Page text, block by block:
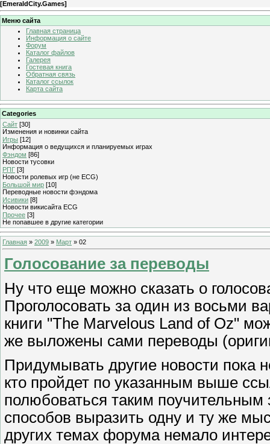
[EmeraldCity.Games]
Меню сайта
Главная страница
Информация о сайте
Форум
Каталог файлов
Галерея
Гостевая книга
Обратная связь
Каталог ссылок
Карта сайта
Categories
Сайт [30]
Изменения и новинки сайта
Игры [12]
Информация о ведущихся и планируемых играх
Фэндом [86]
Новости тусовки
РПГ [3]
Новости ролевых игр (не ECG)
Большой мир [10]
Переводные новости фэндома
Исивики [8]
Новости викисайта ECG
Прочее [3]
Не попавшее в другие категории
Главная » 2009 » Март » 02
Голосование за переводы
Ну что еще можно сказать о
Проголосовать за один из восьми
книги
The Marvelous Land of Oz
же выложены сами переводы
Придумывать другие новости пока
кто пройдет по указанным выше
полюбоваться таким
способов выразить одну и ту же
других темах форума немало